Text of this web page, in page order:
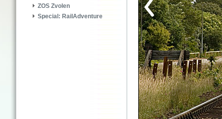
ZOS Zvolen
Special: RailAdventure